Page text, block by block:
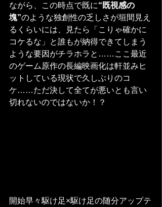
ながら、この時点で既に“既視感の
塊”のような独創性の乏しさが垣間見え
るくらいには、見たら「こりゃ確かに
コケるな」と誰もが納得できてしまう
ような要因がチラホラと……ここ最近
のゲーム原作の長編映画化は軒並みヒ
ットしている現状で久しぶりのコ
ケ……ただ決して全てが悪いとも言い
切れないのではないか！？
開始早々駆け足×駆け足の随分アップテ